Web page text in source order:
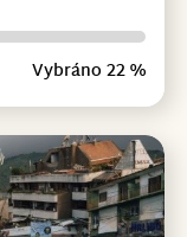
Vybráno 22 %